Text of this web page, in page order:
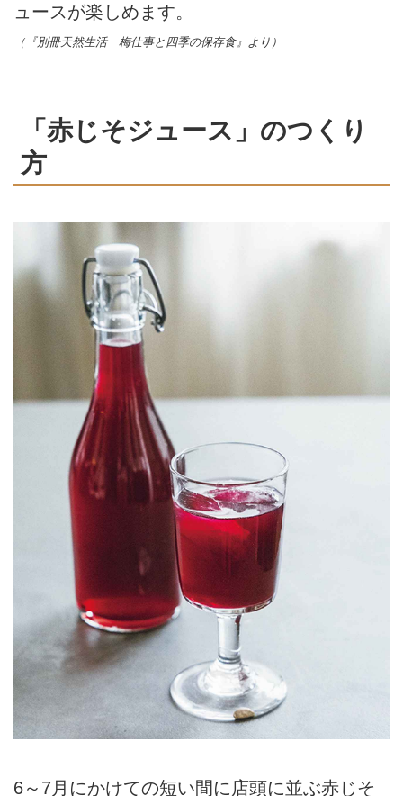
ュースが楽しめます。
（『別冊天然生活 梅仕事と四季の保存食』より）
「赤じそジュース」のつくり
方
6～7月にかけての短い間に店頭に並ぶ赤じそ